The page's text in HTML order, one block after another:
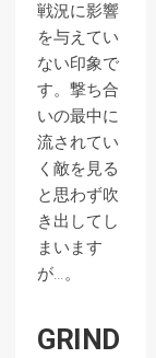
戦況に影響
を与えてい
ない印象で
す。撃ち合
いの最中に
流されてい
く敵を見る
と思わず吹
き出してし
まいます
が…。
GRIND